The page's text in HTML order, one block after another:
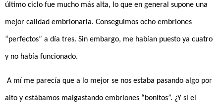
último ciclo fue mucho más alta, lo que en general supone una
mejor calidad embrionaria. Conseguimos ocho embriones
“perfectos” a día tres. Sin embargo, me habían puesto ya cuatro
y no había funcionado.
A mí me parecía que a lo mejor se nos estaba pasando algo por
alto y estábamos malgastando embriones “bonitos”. ¿Y si el